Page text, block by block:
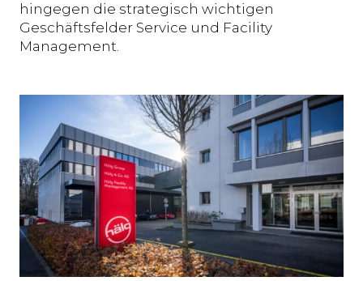
hingegen die strategisch wichtigen
Geschäftsfelder Service und Facility
Management.